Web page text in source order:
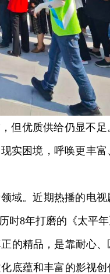
优质供给仍显不足
实困境，呼唤更丰
。近期热播的电视
8年打磨的《太平年
精品，是靠耐心、
底蕴和丰富的影视